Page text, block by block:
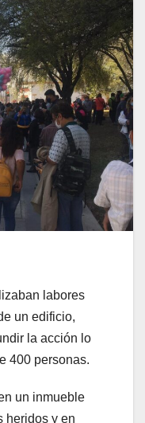
labores
un edificio,
la acción lo
400 personas.
un inmueble
heridos y en